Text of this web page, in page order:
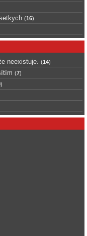
(16)
neexistuje. (14)
(7)
)